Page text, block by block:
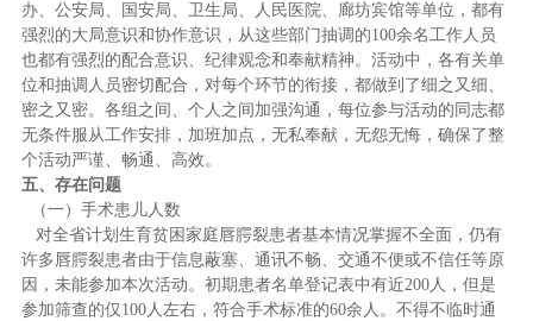
办、公安局、国安局、卫生局、人民医院、廊坊宾馆等单位，都有
强烈的大局意识和协作意识，从这些部门抽调的100余名工作人员
也都有强烈的配合意识、纪律观念和奉献精神。活动中，各有关单
位和抽调人员密切配合，对每个环节的衔接，都做到了细之又细、
密之又密。各组之间、个人之间加强沟通，每位参与活动的同志都
无条件服从工作安排，加班加点，无私奉献，无怨无悔，确保了整
个活动严谨、畅通、高效。
五、 存在问题
（一） 手术患儿人数
对全省计划生育贫困家庭唇腭裂患者基本情况掌握不全面，仍有
许多唇腭裂患者由于信息蔽塞、通讯不畅、交通不便或不信任等原
因，未能参加本次活动。初期患者名单登记表中有近200人，但是
参加筛查的仅100人左右，符合手术标准的60余人。不得不临时通